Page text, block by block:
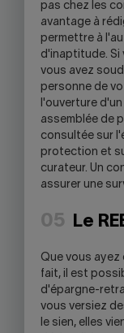
pas chez les
avantage à
permettre à
d'inaptitude. Si
vous avez
personne de
l'ouverture
assemblée de
consultée sur
protection et
curateur. Un
assurer une
05 Le
Que vous ayez
fait, il est
d'épargne-
vous versiez
le sien, elles